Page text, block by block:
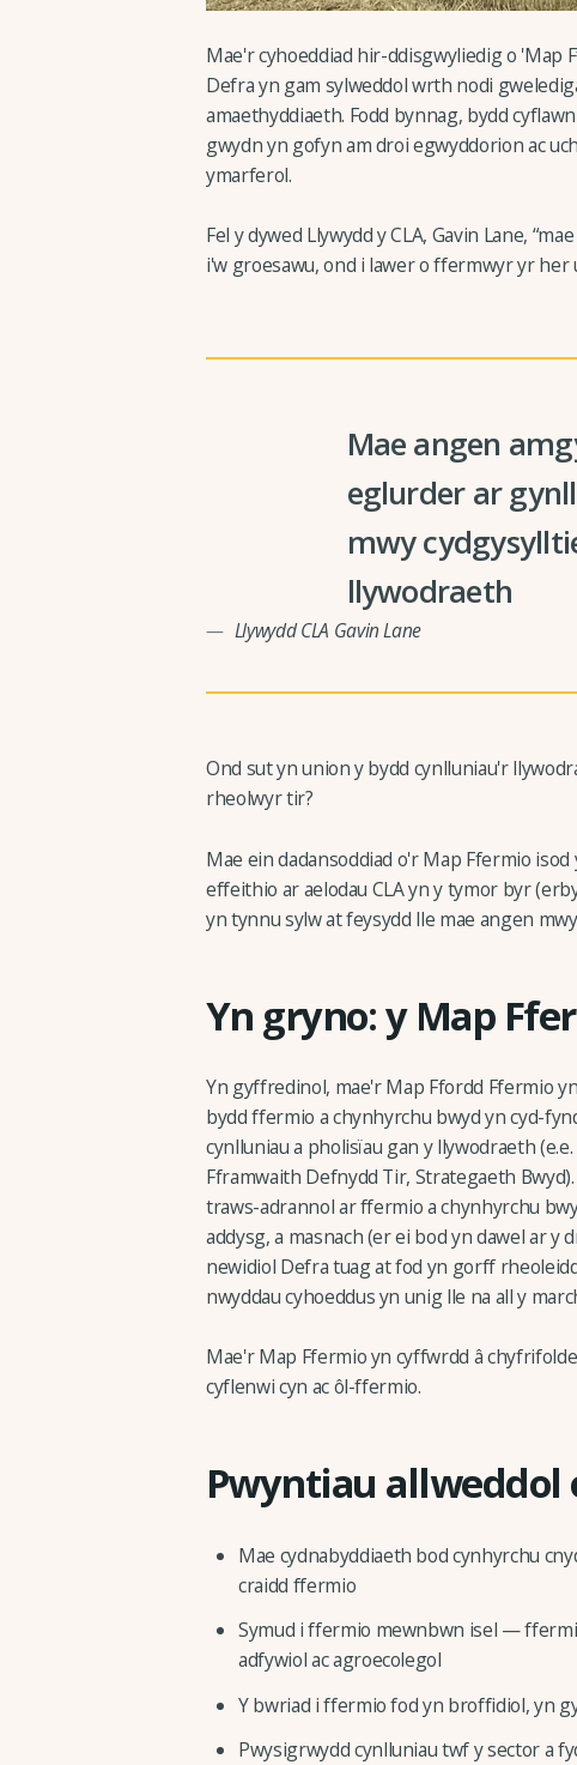
Mae'r cyhoeddiad hir-ddisgwyliedig o 'Map
Defra yn gam sylweddol wrth nodi
amaethyddiaeth. Fodd bynnag, bydd
gwydn yn gofyn am droi egwyddorion ac
ymarferol.
Fel y dywed Llywydd y CLA, Gavin Lane,
i'w groesawu, ond i lawer o ffermwyr yr
Mae angen
eglurder ar
mwy
llywodraeth
Llywydd CLA Gavin Lane
Ond sut yn union y bydd cynlluniau'r
rheolwyr tir?
Mae ein dadansoddiad o'r Map Ffermio
effeithio ar aelodau CLA yn y tymor byr
yn tynnu sylw at feysydd lle mae angen
Yn gryno: y Map
Yn gyffredinol, mae'r Map Ffordd Ffermio
bydd ffermio a chynhyrchu bwyd yn cyd-
cynlluniau a pholisïau gan y llywodraeth
Fframwaith Defnydd Tir, Strategaeth
traws-adrannol ar ffermio a chynhyrchu
addysg, a masnach (er ei bod yn dawel ar
newidiol Defra tuag at fod yn gorff
nwyddau cyhoeddus yn unig lle na all y
Mae'r Map Ffermio yn cyffwrdd â
cyflenwi cyn ac ôl-ffermio.
Pwyntiau allweddol
Mae cydnabyddiaeth bod cynhyrchu
craidd ffermio
Symud i ffermio mewnbwn isel —
adfywiol ac agroecolegol
Y bwriad i ffermio fod yn broffidiol, yn
Pwysigrwydd cynlluniau twf y sector a